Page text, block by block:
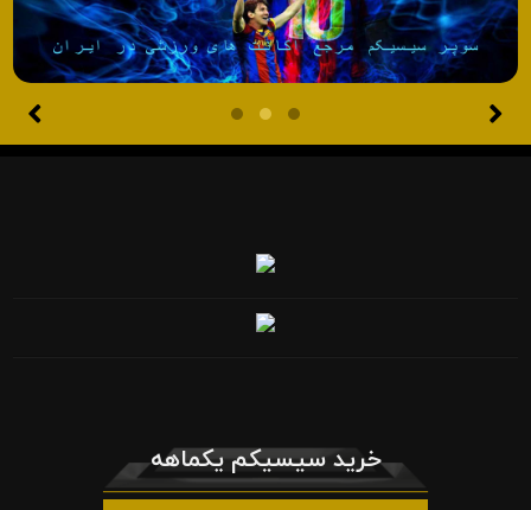
خرید سیسیکم یکماهه